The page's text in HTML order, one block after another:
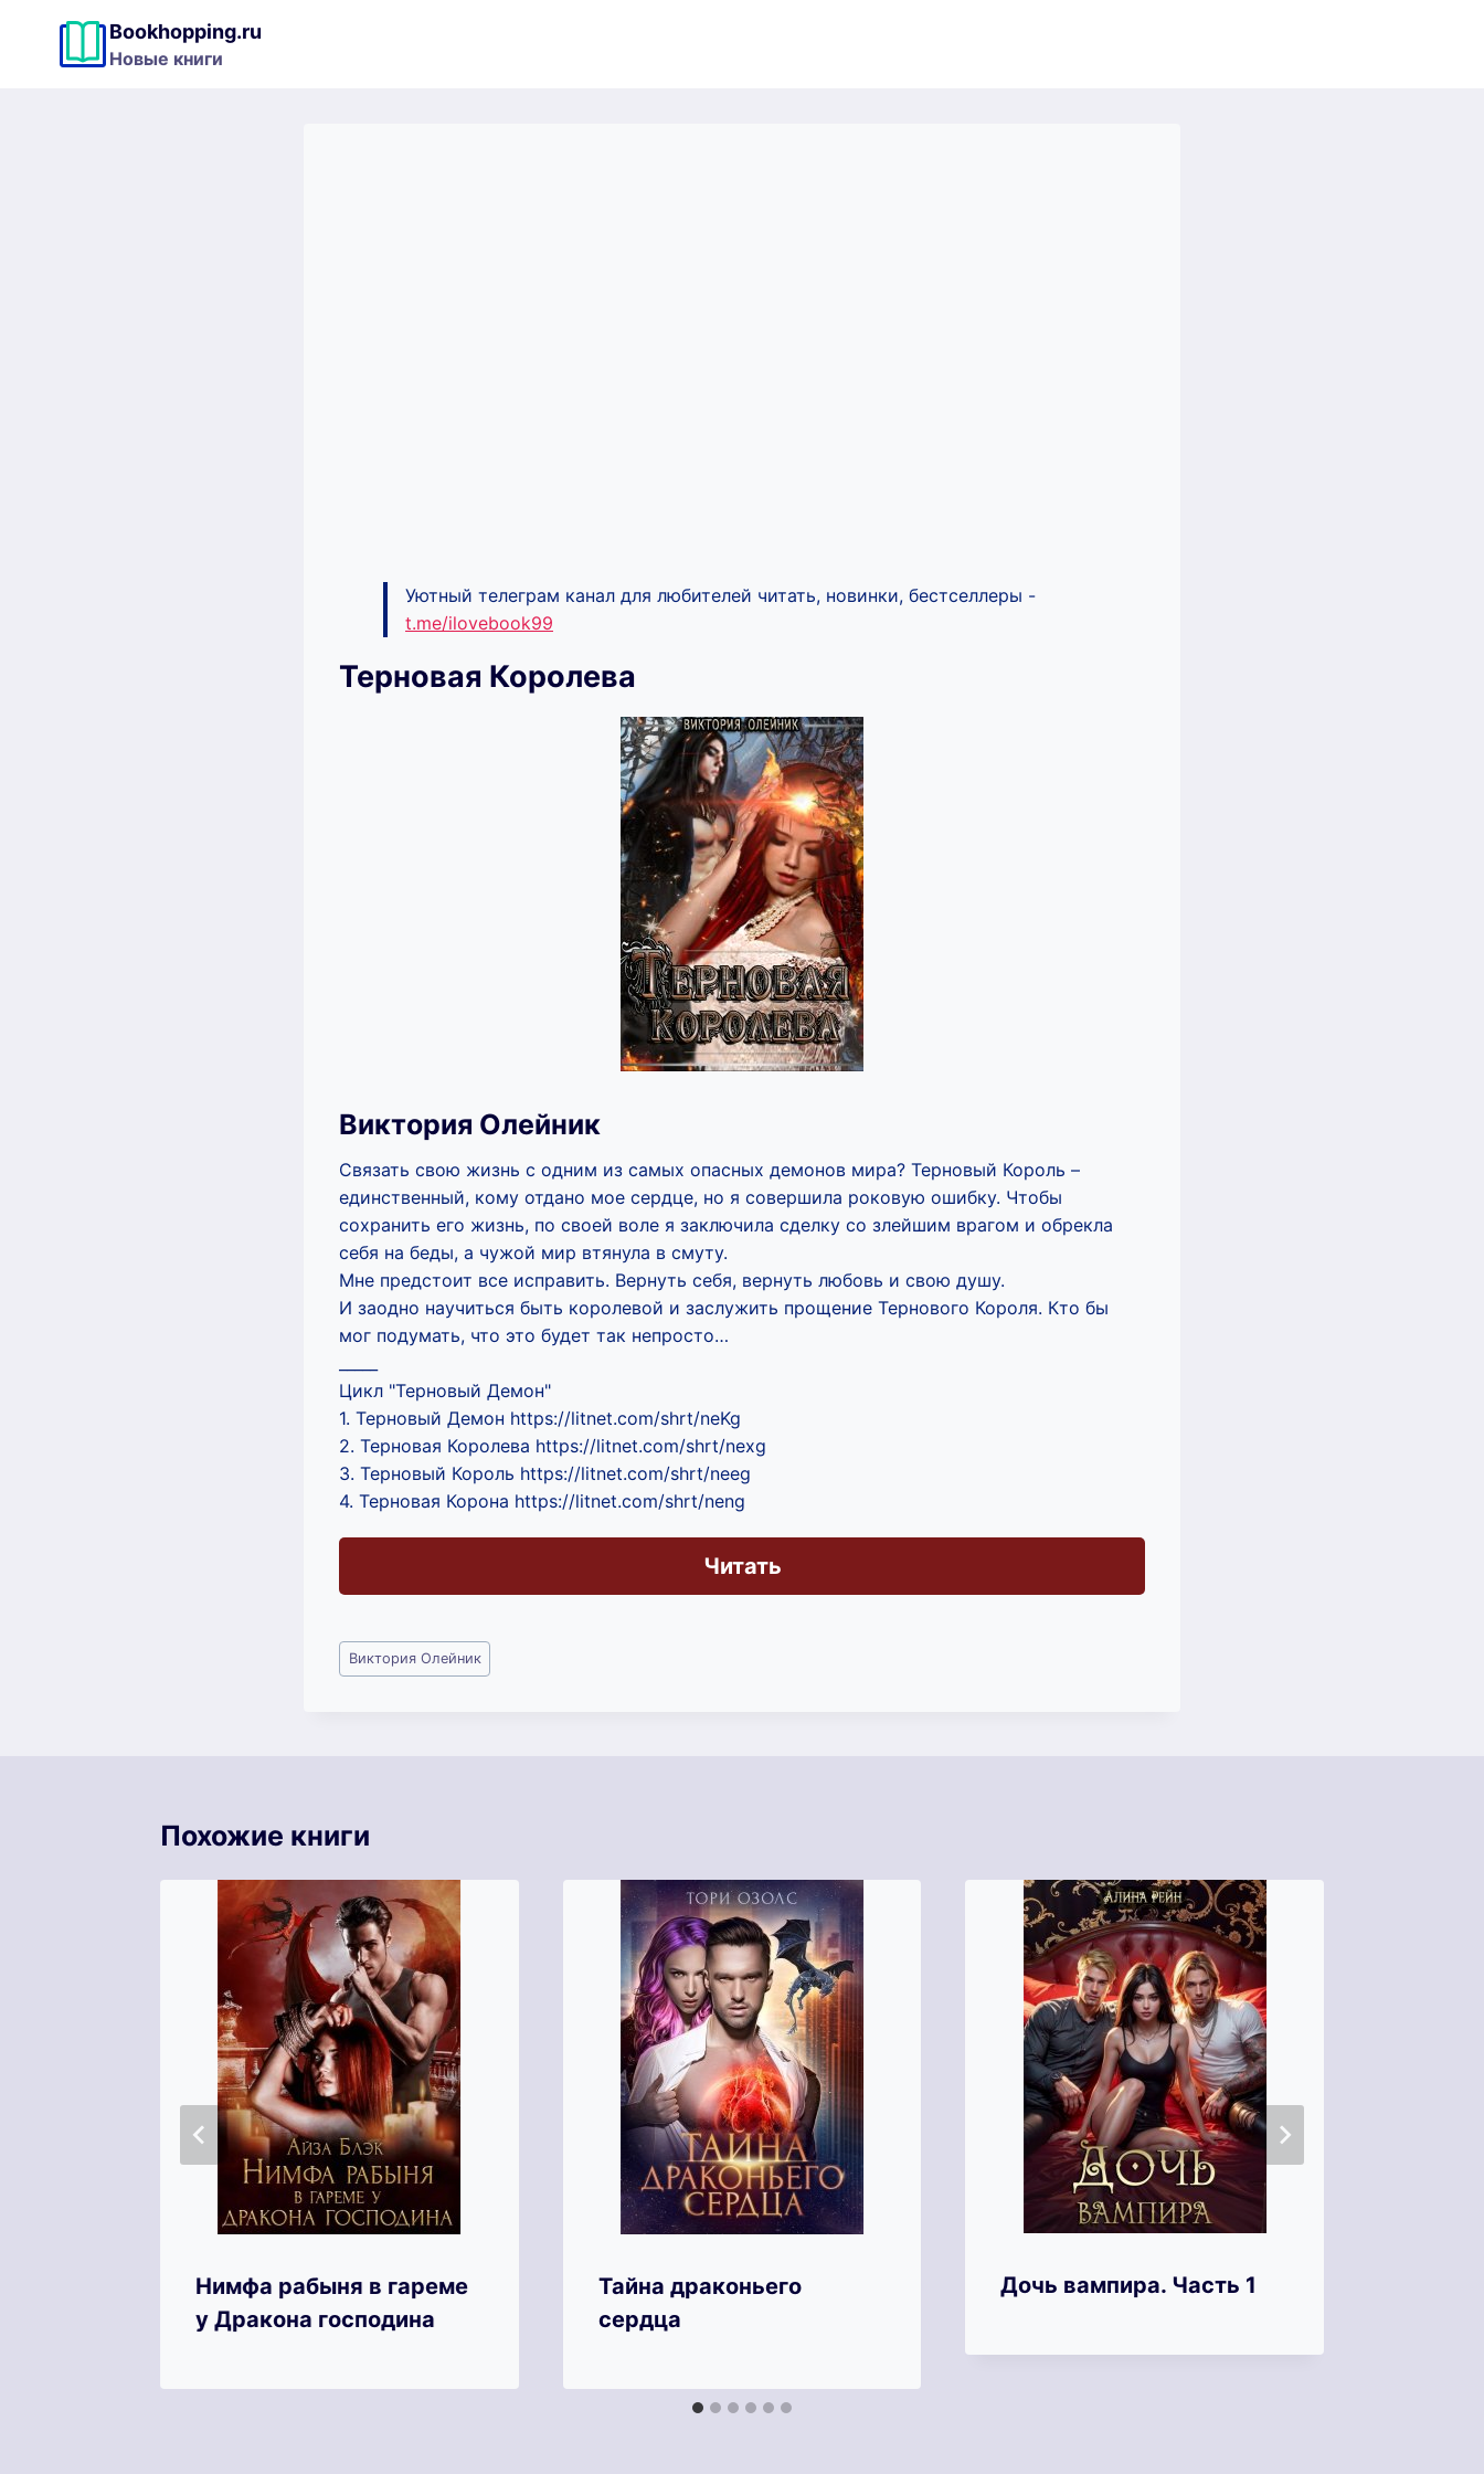
содержимому
Bookhopping.ru
Новые книги
Уютный телеграм канал для любителей читать, новинки, бестселлеры -
t.me/ilovebook99
Терновая Королева
Виктория Олейник
Связать свою жизнь с одним из самых опасных демонов мира? Терновый Король –
единственный, кому отдано мое сердце, но я совершила роковую ошибку. Чтобы
сохранить его жизнь, по своей воле я заключила сделку со злейшим врагом и обрекла
себя на беды, а чужой мир втянула в смуту.
Мне предстоит все исправить. Вернуть себя, вернуть любовь и свою душу.
И заодно научиться быть королевой и заслужить прощение Тернового Короля. Кто бы
мог подумать, что это будет так непросто…
Цикл "Терновый Демон"
1. Терновый Демон https://litnet.com/shrt/neKg
2. Терновая Королева https://litnet.com/shrt/nexg
3. Терновый Король https://litnet.com/shrt/neeg
4. Терновая Корона https://litnet.com/shrt/neng
Читать
Метки
записи:
Виктория Олейник
Похожие книги
Нимфа рабыня в гареме
у Дракона господина
Тайна драконьего
сердца
Дочь вампира. Часть 1